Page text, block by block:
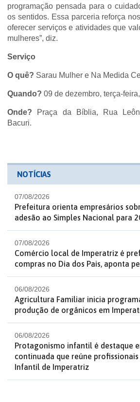
programação pensada para o
os sentidos. Essa parceria reforça
oferecer serviços e atividades que
mulheres”, diz.
Serviço
O quê? Sarau Mulher e Na Medida
Quando? 09 de dezembro, terça-
Onde?
Praça da Bíblia, Rua
Bacuri.
NOTÍCIAS
07/08/2026
Prefeitura orienta empresários
adesão ao Simples Nacional para
07/08/2026
Comércio local de Imperatriz é
compras no Dia dos Pais, aponta
06/08/2026
Agricultura Familiar inicia
produção de orgânicos em
06/08/2026
Protagonismo infantil é destaque
continuada que reúne profissionais
Infantil de Imperatriz